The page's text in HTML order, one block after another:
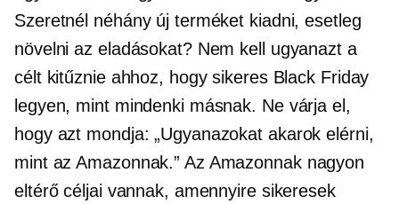
Szeretnél néhány új terméket kiadni, esetleg
növelni az eladásokat? Nem kell ugyanazt a
célt kitűznie ahhoz, hogy sikeres Black Friday
legyen, mint mindenki másnak. Ne várja el,
hogy azt mondja: „Ugyanazokat akarok elérni,
mint az Amazonnak.” Az Amazonnak nagyon
eltérő céljai vannak, amennyire sikeresek